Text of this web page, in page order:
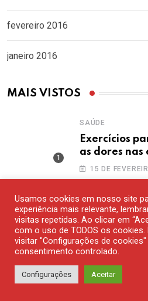
fevereiro 2016
janeiro 2016
MAIS VISTOS
SAÚDE
Exercícios
as dores nas
15 DE
CURIOSIDADES
Existe
14 DE
Usamos cookies em nosso site
experiência mais relevante,
visitas repetidas. Ao clicar em
com o uso de TODOS os
visitar "Configurações de
consentimento controlado.
Configurações Aceitar